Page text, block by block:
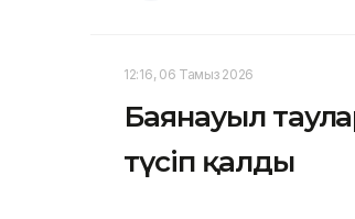
12:16, 06 Тамыз 2026
Баянауыл
түсіп қалды